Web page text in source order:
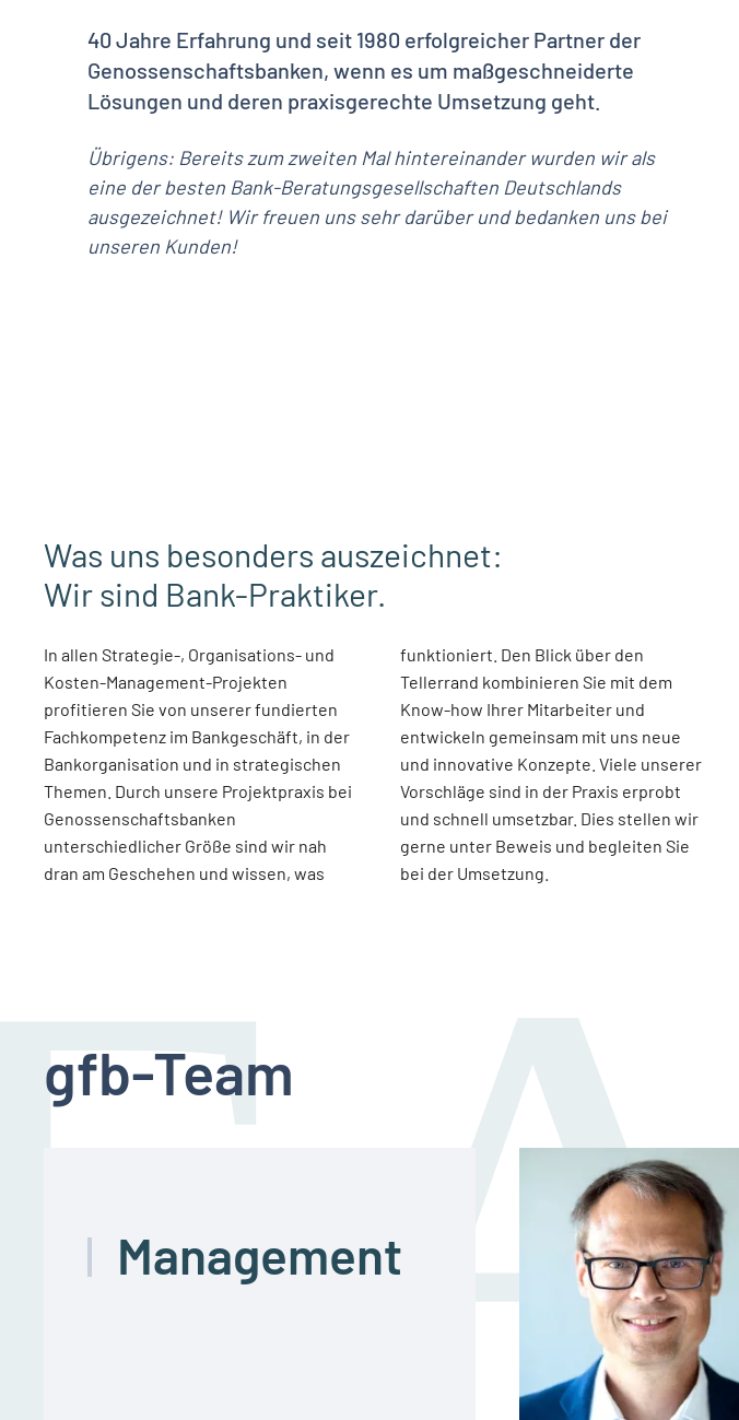
40 Jahre Erfahrung und seit 1980 erfolgreicher Partner der
Genossenschaftsbanken, wenn es um maßgeschneiderte
Lösungen und deren praxisgerechte Umsetzung geht.
Übrigens: Bereits zum zweiten Mal hintereinander wurden wir als
eine der besten Bank-Beratungsgesellschaften Deutschlands
ausgezeichnet! Wir freuen uns sehr darüber und bedanken uns bei
unseren Kunden!
Was uns besonders auszeichnet:
Wir sind Bank-Praktiker.
In allen Strategie-, Organisations- und
Kosten-Management-Projekten
profitieren Sie von unserer fundierten
Fachkompetenz im Bankgeschäft, in der
Bankorganisation und in strategischen
Themen. Durch unsere Projektpraxis bei
Genossenschaftsbanken
unterschiedlicher Größe sind wir nah
dran am Geschehen und wissen, was
funktioniert. Den Blick über den
Tellerrand kombinieren Sie mit dem
Know-how Ihrer Mitarbeiter und
entwickeln gemeinsam mit uns neue
und innovative Konzepte. Viele unserer
Vorschläge sind in der Praxis erprobt
und schnell umsetzbar. Dies stellen wir
gerne unter Beweis und begleiten Sie
bei der Umsetzung.
gfb-Team
Management